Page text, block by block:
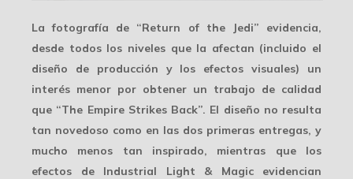
La fotografía de “Return of the Jedi” evidencia,
desde todos los niveles que la afectan (incluido el
diseño de producción y los efectos visuales) un
interés menor por obtener un trabajo de calidad
que “The Empire Strikes Back”. El diseño no resulta
tan novedoso como en las dos primeras entregas, y
mucho menos tan inspirado, mientras que los
efectos de Industrial Light & Magicevidencian